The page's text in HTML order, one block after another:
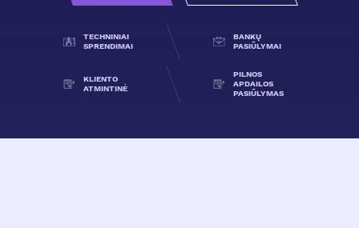
TECHNINIAI
SPRENDIMAI
BANKŲ
PASIŪLYMAI
KLIENTO
ATMINTINĖ
PILNOS
APDAILOS
PASIŪLYMAS